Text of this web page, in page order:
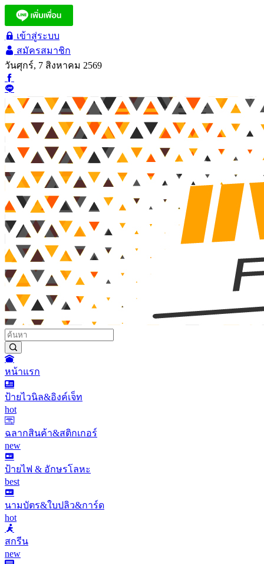
เข้าสู่ระบบ
สมัครสมาชิก
วันศุกร์, 7 สิงหาคม 2569
หน้าแรก
ป้ายไวนิล&อิงค์เจ็ท
hot
ฉลากสินค้า&สติกเกอร์
new
ป้ายไฟ & อักษรโลหะ
best
นามบัตร&ใบปลิว&การ์ด
hot
สกรีน
new